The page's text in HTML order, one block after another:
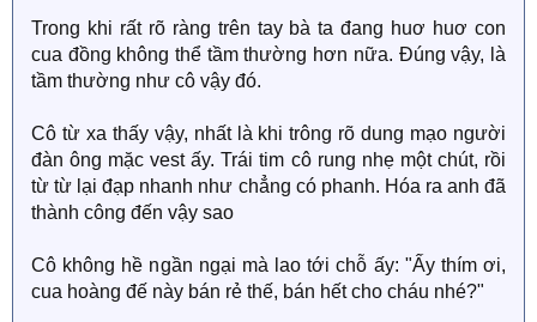
Trong khi rất rõ ràng trên tay bà ta đang huơ huơ con
cua đồng không thể tầm thường hơn nữa. Đúng vậy, là
tầm thường như cô vậy đó.
Cô từ xa thấy vậy, nhất là khi trông rõ dung mạo người
đàn ông mặc vest ấy. Trái tim cô rung nhẹ một chút, rồi
từ từ lại đạp nhanh như chẳng có phanh. Hóa ra anh đã
thành công đến vậy sao
Cô không hề ngần ngại mà lao tới chỗ ấy: "Ấy thím ơi,
cua hoàng đế này bán rẻ thế, bán hết cho cháu nhé?"